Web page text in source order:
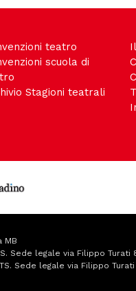
teatro
scuola di
Stagioni teatrali
MB
Sede legale via Filippo Turati
Sede legale via Filippo